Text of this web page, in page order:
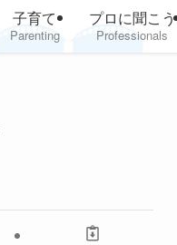
子育て
Parenting
プロに聞こう
Professionals